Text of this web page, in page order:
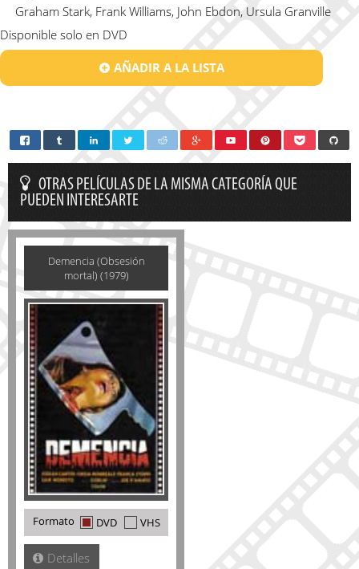
Graham Stark, Frank Williams, John Ebdon, Ursula Granville
Disponible solo en DVD
AÑADIR A LA LISTA
OTRAS PELÍCULAS DE LA MISMA CATEGORÍA QUE
PUEDEN INTERESARTE
Demencia (Obsesión
mortal) (1979)
Formato DVD VHS
Detalles